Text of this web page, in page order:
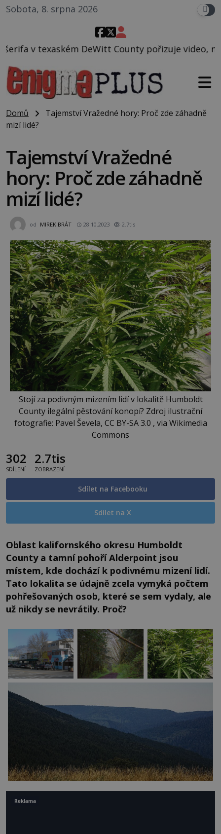
Sobota, 8. srpna 2026
County pořizuje video, na kterém před jeho
Domů
Tajemství Vražedné hory: Proč zde záhadně
mizí lidé?
Tajemství Vražedné
hory: Proč zde záhadně
mizí lidé?
od MIREK BRÁT 28.10.2023 2.7tis
Stojí za podivným mizením lidí v lokalitě Humboldt
County ilegální pěstování konopí? Zdroj ilustrační
fotografie: Pavel Ševela, CC BY-SA 3.0 , via Wikimedia
Commons
302
SDÍLENÍ
2.7tis
ZOBRAZENÍ
Sdílet na Facebooku
Sdílet na X
Oblast kalifornského okresu Humboldt
County a tamní pohoří Alderpoint jsou
místem, kde dochází k podivnému mizení lidí.
Tato lokalita se údajně zcela vymyká počtem
pohřešovaných osob, které se sem vydaly, ale
už nikdy se nevrátily. Proč?
Reklama